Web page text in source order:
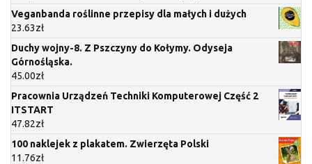
Veganbanda roślinne przepisy dla małych i dużych
23.63zł
Duchy wojny-8. Z Pszczyny do Kołymy. Odyseja
Górnośląska.
45.00zł
Pracownia Urządzeń Techniki Komputerowej Część 2
ITSTART
47.82zł
100 naklejek z plakatem. Zwierzęta Polski
11.76zł